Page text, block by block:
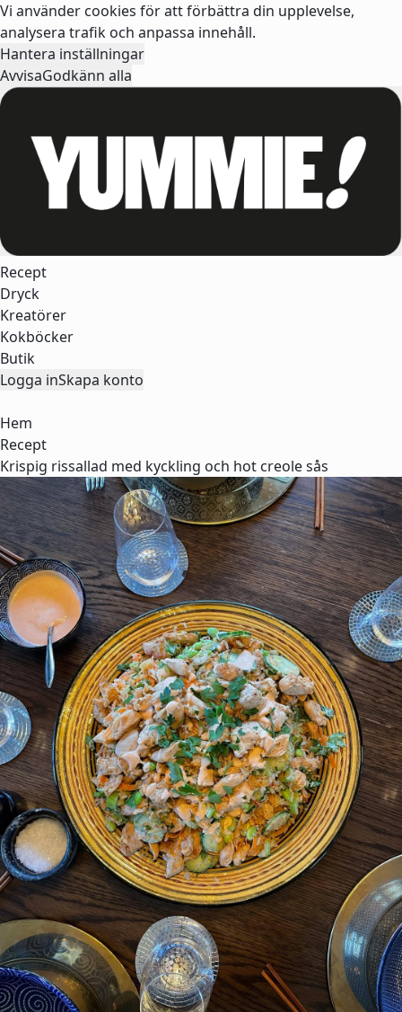
Vi använder cookies för att förbättra din upplevelse,
analysera trafik och anpassa innehåll.
Hantera inställningar
AvvisaGodkänn alla
Recept
Dryck
Kreatörer
Kokböcker
Butik
Logga inSkapa konto
Hem
Recept
Krispig rissallad med kyckling och hot creole sås